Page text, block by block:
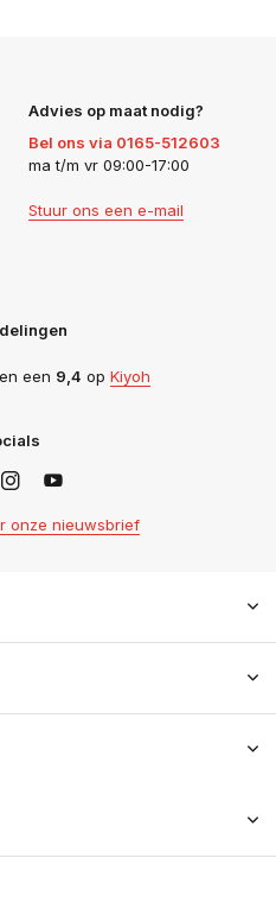
Advies op maat nodig?
Bel ons via 0165-512603
ma t/m vr 09:00-17:00
Stuur ons een e-mail
een 9,4 op Kiyoh
onze nieuwsbrief